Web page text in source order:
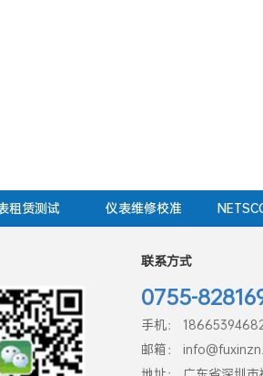
租赁测试 仪表维修校准
联系方式
0755-
手机：
邮箱：